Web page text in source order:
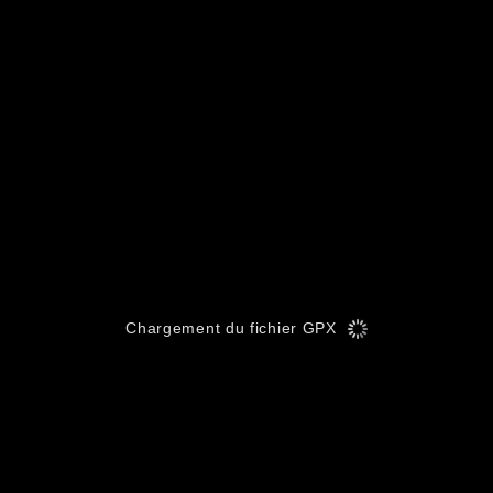
Chargement du fichier GPX